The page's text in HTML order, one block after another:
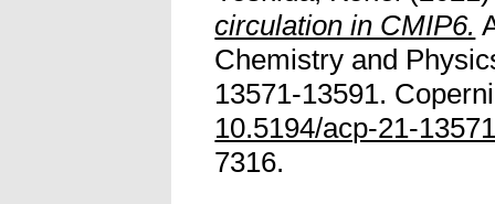
circulation in CMIP6.
Chemistry and
13571-13591.
10.5194/acp-21-
7316.